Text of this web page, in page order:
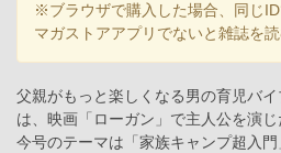
※ブラウザで購入した場合、同じ
マガストアアプリでないと雑誌を
父親がもっと楽しくなる男の育児バ
は、映画「ローガン」で主人公を演じ
今号のテーマは「家族キャンプ超入